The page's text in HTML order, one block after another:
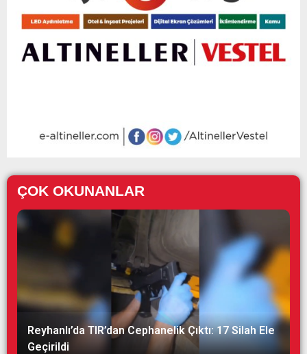
ÇOK OKUNANLAR
Reyhanlı’da TIR’dan Cephanelik Çıktı: 17 Silah Ele
Geçirildi